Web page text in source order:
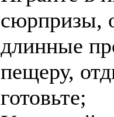
сюрпризы,
длинные
пещеру,
готовьте;